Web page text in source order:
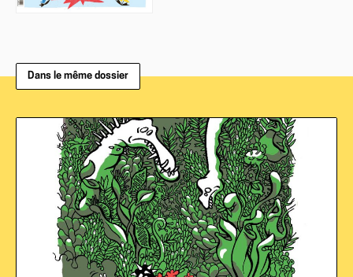
Dans le même dossier